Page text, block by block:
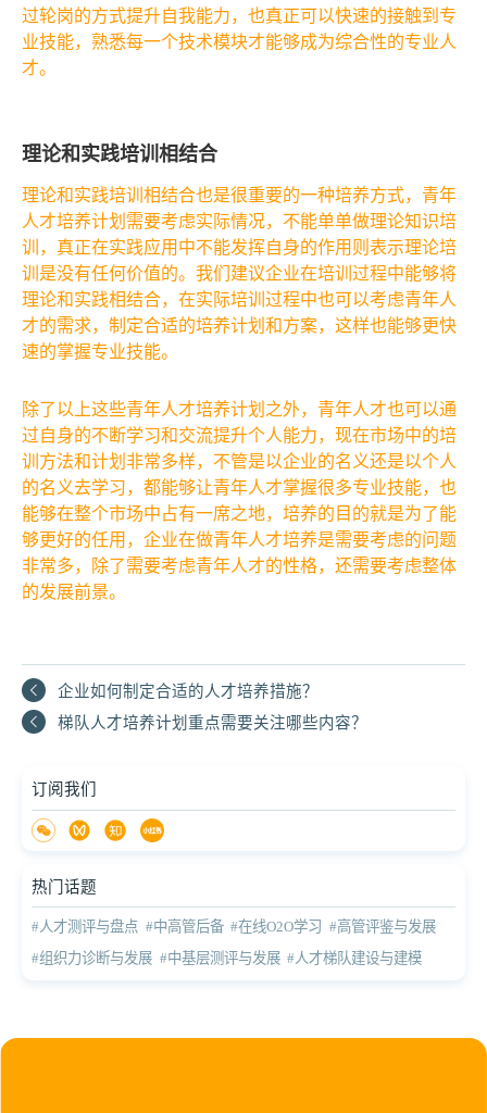
过轮岗的方式提升自我能力，也真正可以快速的接触到专
业技能，熟悉每一个技术模块才能够成为综合性的专业人
才。
理论和实践培训相结合
理论和实践培训相结合也是很重要的一种培养方式，青年
人才培养计划需要考虑实际情况，不能单单做理论知识培
训，真正在实践应用中不能发挥自身的作用则表示理论培
训是没有任何价值的。我们建议企业在培训过程中能够将
理论和实践相结合，在实际培训过程中也可以考虑青年人
才的需求，制定合适的培养计划和方案，这样也能够更快
速的掌握专业技能。
除了以上这些青年人才培养计划之外，青年人才也可以通
过自身的不断学习和交流提升个人能力，现在市场中的培
训方法和计划非常多样，不管是以企业的名义还是以个人
的名义去学习，都能够让青年人才掌握很多专业技能，也
能够在整个市场中占有一席之地，培养的目的就是为了能
够更好的任用，企业在做青年人才培养是需要考虑的问题
非常多，除了需要考虑青年人才的性格，还需要考虑整体
的发展前景。
企业如何制定合适的人才培养措施？
梯队人才培养计划重点需要关注哪些内容？
订阅我们
热门话题
#人才测评与盘点 #中高管后备 #在线O2O学习 #高管评鉴与发展
#组织力诊断与发展 #中基层测评与发展 #人才梯队建设与建模